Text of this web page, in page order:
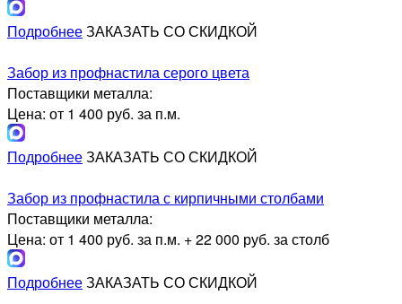
ПодробнееЗАКАЗАТЬ СО СКИДКОЙ
Забор из профнастила серого цвета
Поставщики металла:
Цена: от 1 400 руб. за п.м.
ПодробнееЗАКАЗАТЬ СО СКИДКОЙ
Забор из профнастила с кирпичными столбами
Поставщики металла:
Цена: от 1 400 руб. за п.м. + 22 000 руб. за столб
ПодробнееЗАКАЗАТЬ СО СКИДКОЙ